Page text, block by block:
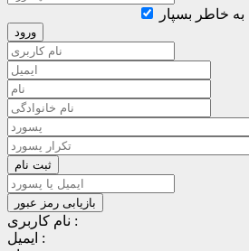
به خاطر بسپار
نام کاربری :
ایمیل :